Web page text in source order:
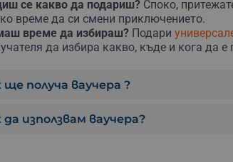
се какво да подариш? Споко,
време да си смени приключението.
време да избираш? Подари
да избира какво, къде и кога да
ще получа ваучера ?
да използвам ваучера?